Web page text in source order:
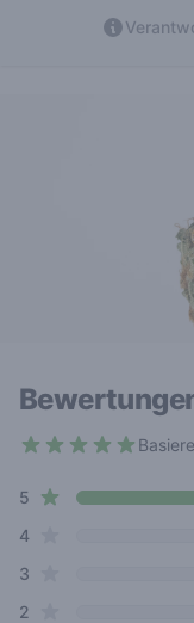
Review data
5 star reviews
4star reviews
3
2